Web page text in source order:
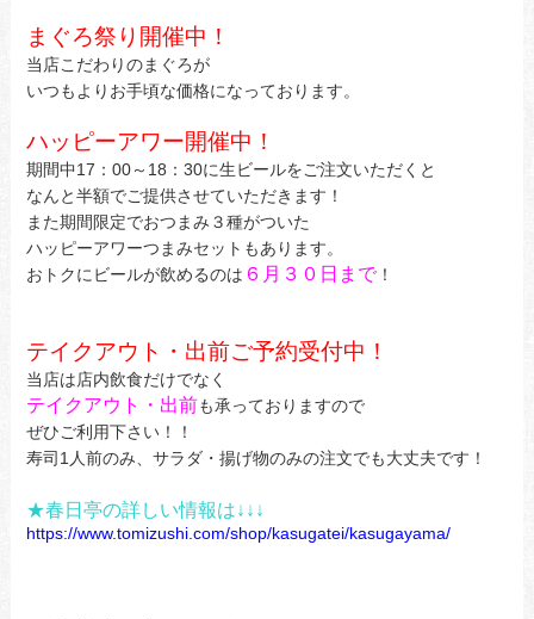
まぐろ祭り開催中！
当店こだわりのまぐろが
いつもよりお手頃な価格になっております。
ハッピーアワー開催中！
期間中17：00～18：30に生ビールをご注文いただくと
なんと半額でご提供させていただきます！
また期間限定でおつまみ３種がついた
ハッピーアワーつまみセットもあります。
おトクにビールが飲めるのは ６月３０日まで！
テイクアウト・出前ご予約受付中！
当店は店内飲食だけでなく
テイクアウト・出前も承っておりますので
ぜひご利用下さい！！
寿司1人前のみ、サラダ・揚げ物のみの注文でも大丈夫です！
★春日亭の詳しい情報は↓↓↓
https://www.tomizushi.com/shop/kasugatei/kasugayama/